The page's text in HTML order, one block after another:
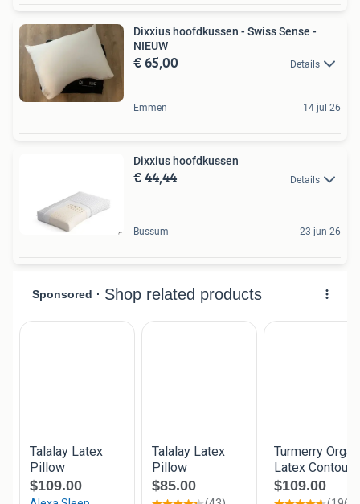
Dixxius hoofdkussen - Swiss Sense -
NIEUW
€ 65,00 Details
Emmen 14 jul 26
Dixxius hoofdkussen
€ 44,44 Details
Bussum 23 jun 26